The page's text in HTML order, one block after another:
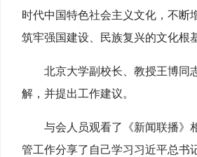
时代中国特色社会主义文化，不断
筑牢强国建设、民族复兴的文化根
北京大学副校长、教授王博同
解，并提出工作建议。
与会人员观看了《新闻联播》
管工作分享了自己学习习近平总书